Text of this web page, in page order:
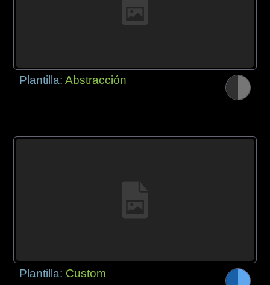
Plantilla:Abstracción
Plantilla: Custom